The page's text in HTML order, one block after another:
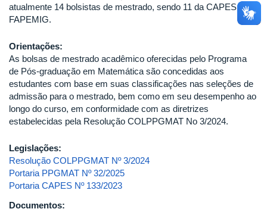
atualmente 14 bolsistas de mestrado, sendo 11 da CAPES, 3 da
FAPEMIG.
Orientações:
As bolsas de mestrado acadêmico oferecidas pelo Programa
de Pós-graduação em Matemática são concedidas aos
estudantes com base em suas classificações nas seleções de
admissão para o mestrado, bem como em seu desempenho ao
longo do curso, em conformidade com as diretrizes
estabelecidas pela Resolução COLPPGMAT No 3/2024.
Legislações:
Resolução COLPPGMAT Nº 3/2024
Portaria PPGMAT Nº 32/2025
Portaria CAPES Nº 133/2023
Documentos: